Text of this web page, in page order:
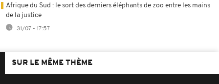
Afrique du Sud : le sort des derniers éléphants de zoo entre les mains
de la justice
31/07 - 17:57
SUR LE MÊME THÈME